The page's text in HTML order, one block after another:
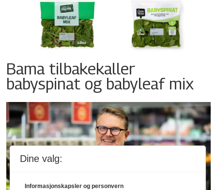
Bama tilbakekaller
babyspinat og babyleaf mix
Dine valg:
Informasjonskapsler og personvern